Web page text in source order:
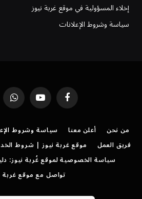
إخلاء المسؤولية في موقع غربة نيوز
سياسة وشروط الإعلانات
فيسبوك يوتيوب
من نحن أعلن معنا سياسة وشروط
فريق العمل
موقع غربة نيوز | شروط
سياسة الخصوصية لموقع غُربة نيوز:
تواصل مع موقع غربة